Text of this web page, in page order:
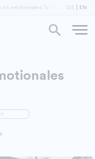
ist emotionales Terrain DE EN